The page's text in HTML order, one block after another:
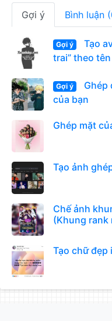
Gợi ý Bình luận
Gợi ý
Tạo
trai” theo tên
Gợi ý
Ghép
của bạn
Ghép mặt
Tạo ảnh
Chế ảnh
(Khung rank
Tạo chữ đẹp